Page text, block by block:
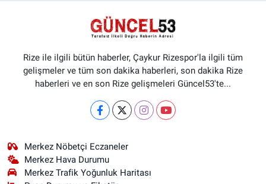
Rize ile ilgili bütün haberler, Çaykur Rizespor'la ilgili tüm
gelişmeler ve tüm son dakika haberleri, son dakika Rize
haberleri ve en son Rize gelişmeleri Güncel53'te...
Merkez Nöbetçi Eczaneler
Merkez Hava Durumu
Merkez Trafik Yoğunluk Haritası